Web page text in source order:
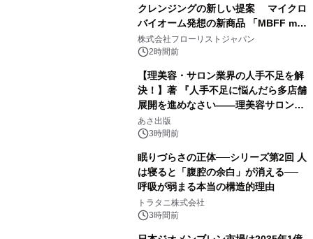
クレンジングの新しい提案 マイクロ
バイオーム発想の新商品 「MBFF mb
クレンジングPRO」を2026年8月6日
発売
株式会社フローリストジャパン
2時間前
【理美容・サロン業界の人手不足を解
決！】著 『人手不足に悩んだら多店舗
展開を進めなさい――理美容サロン
「多店舗展開」の教科書』2026年8月
24日（月）発売
あさ出版
3時間前
眠りづらさの正体──シリーズ第2回 人
は寝ると「腹腔の余白」が消える──
呼吸が弱まる本当の構造的理由
トラタニ株式会社
3時間前